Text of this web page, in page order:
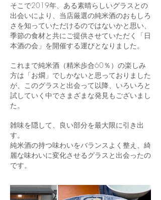
そこで2019年、ある素晴らしいグラスとの
出会いにより、当店厳選の純米酒のおもしろ
さを知っていただけるのではないかと思い、
季節の食材と共にご提供させていただく「日
本酒の会」を開催する運びとなりました。
これまで純米酒（精米歩合60％）の楽しみ
方は「お燗」でしかないと思っておりました
が、このグラスと出会って以降、いろいろと
試していく中でさまざまな発見もございまし
た。
雑味を隠して、良い部分を最大限に引き出
す。
純米酒の持つ味わいをバランスよく整え、綺
麗な味わいに変化させるグラスと出会ったの
です。